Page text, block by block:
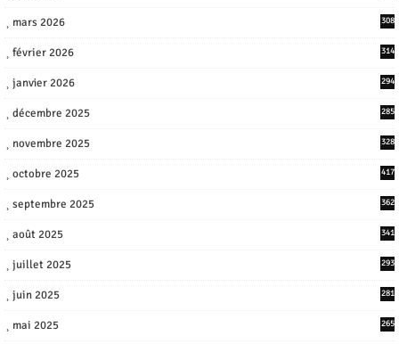
mars 2026 308
février 2026 314
janvier 2026 294
décembre 2025 285
novembre 2025 328
octobre 2025 417
septembre 2025 362
août 2025 341
juillet 2025 293
juin 2025 281
mai 2025 265